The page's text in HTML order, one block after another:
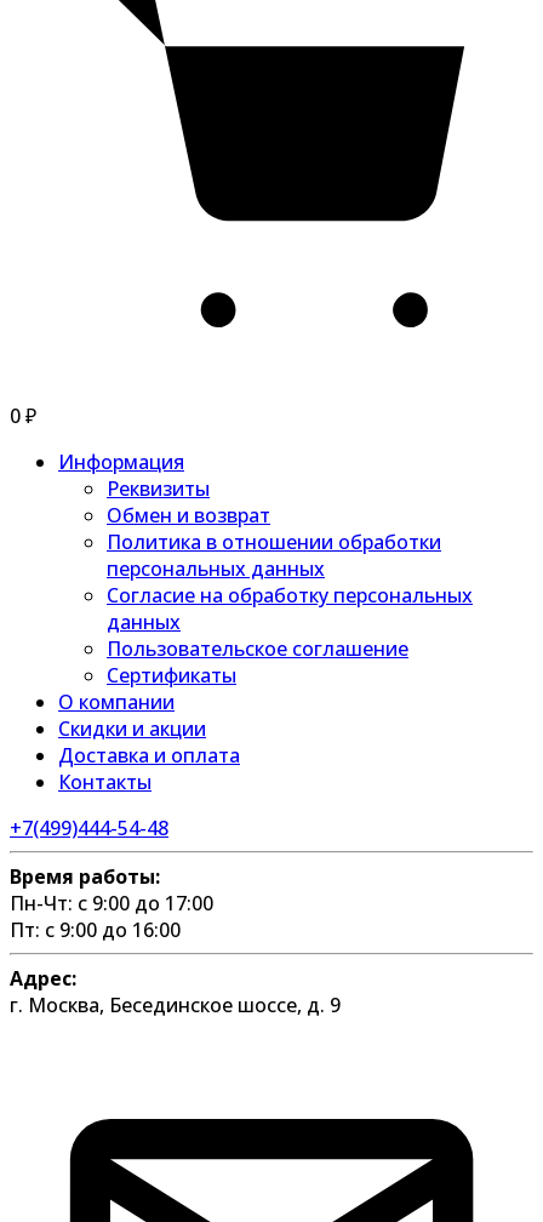
0₽
Информация
Реквизиты
Обмен и возврат
Политика в отношении обработки
персональных данных
Согласие на обработку персональных
данных
Пользовательское соглашение
Сертификаты
О компании
Скидки и акции
Доставка и оплата
Контакты
+7(499)444-54-48
Время работы:
Пн-Чт: с 9:00 до 17:00
Пт: с 9:00 до 16:00
Адрес:
г. Москва, Бесединское шоссе, д. 9